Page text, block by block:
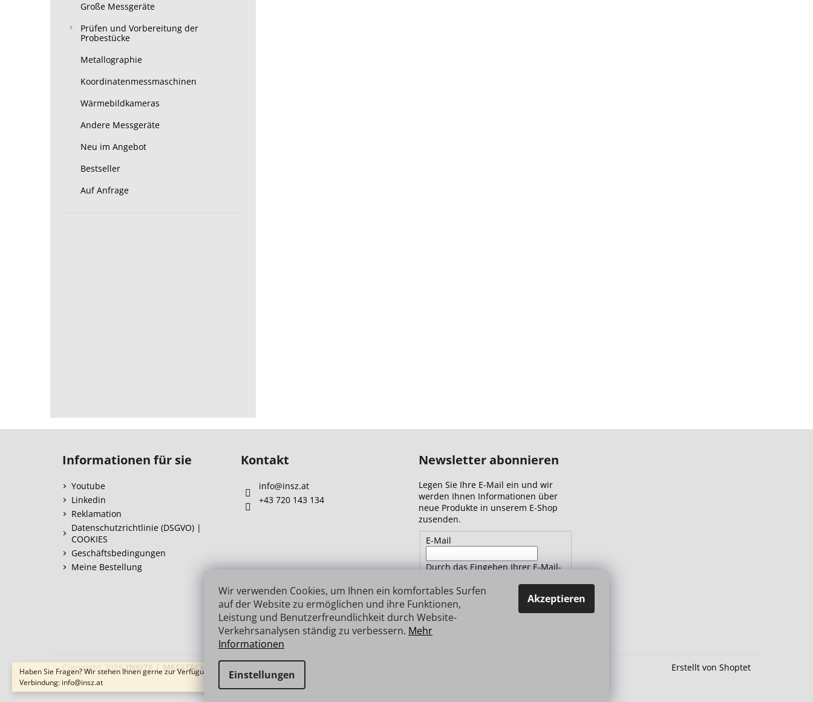
Wir verwenden Cookies, um Ihnen ein komfortables Surfen
auf der Website zu ermöglichen und ihre Funktionen,
Leistung und Benutzerfreundlichkeit durch Website-
Verkehrsanalysen ständig zu verbessern. Mehr
Informationen
Einstellungen
Akzeptieren
Haben Sie Fragen? Wir stehen Ihnen gerne zur Verfügung → schnelle
Verbindung: info@insz.at
Große Messgeräte
Prüfen und Vorbereitung der
Probestücke
Metallographie
Koordinatenmessmaschinen
Wärmebildkameras
Andere Messgeräte
Neu im Angebot
Bestseller
Auf Anfrage
Informationen für sie
Youtube
Linkedin
Reklamation
Datenschutzrichtlinie (DSGVO) |
COOKIES
Geschäftsbedingungen
Meine Bestellung
Kontakt
info@insz.at
+43 720 143 134
Newsletter abonnieren
Legen Sie Ihre E-Mail ein und wir
werden Ihnen Informationen über
neue Produkte in unserem E-Shop
zusenden.
E-Mail
Durch das Eingeben Ihrer E-Mail-
Datenschutzbestimmungen zu.
ANMELDEN
Erstellt von Shoptet
Copyright 2026 INSIZE | MESSTECHNIK